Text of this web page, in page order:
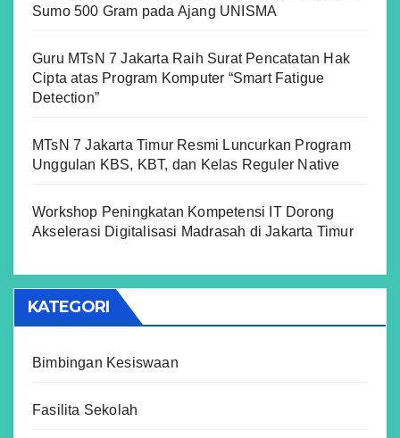
Sumo 500 Gram pada Ajang UNISMA
Guru MTsN 7 Jakarta Raih Surat Pencatatan Hak
Cipta atas Program Komputer “Smart Fatigue
Detection”
MTsN 7 Jakarta Timur Resmi Luncurkan Program
Unggulan KBS, KBT, dan Kelas Reguler Native
Workshop Peningkatan Kompetensi IT Dorong
Akselerasi Digitalisasi Madrasah di Jakarta Timur
KATEGORI
Bimbingan Kesiswaan
Fasilita Sekolah